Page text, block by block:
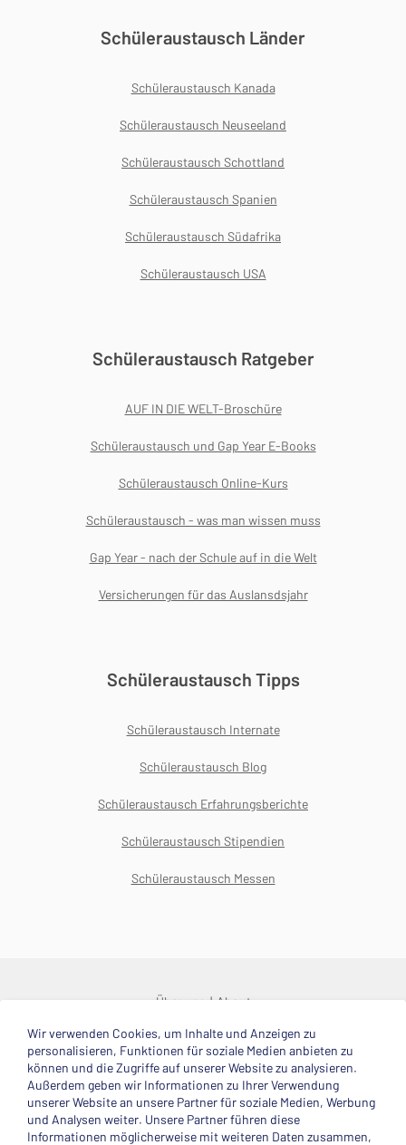
Schüleraustausch Länder
Schüleraustausch Kanada
Schüleraustausch Neuseeland
Schüleraustausch Schottland
Schüleraustausch Spanien
Schüleraustausch Südafrika
Schüleraustausch USA
Schüleraustausch Ratgeber
AUF IN DIE WELT-Broschüre
Schüleraustausch und Gap Year E-Books
Schüleraustausch Online-Kurs
Schüleraustausch - was man wissen muss
Gap Year - nach der Schule auf in die Welt
Versicherungen für das Auslansdsjahr
Schüleraustausch Tipps
Schüleraustausch Internate
Schüleraustausch Blog
Schüleraustausch Erfahrungsberichte
Schüleraustausch Stipendien
Schüleraustausch Messen
Über uns About
© 2025 Deutsche Stiftung Völkerverständigung
Impressum Datenschutzerklärung Kontakt
Mitglied im
Wir verwenden Cookies, um Inhalte und Anzeigen zu
personalisieren, Funktionen für soziale Medien anbieten zu
können und die Zugriffe auf unserer Website zu analysieren.
Außerdem geben wir Informationen zu Ihrer Verwendung
unserer Website an unsere Partner für soziale Medien, Werbung
und Analysen weiter. Unsere Partner führen diese
Informationen möglicherweise mit weiteren Daten zusammen,